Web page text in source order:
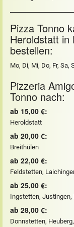
Pizza Tonno
Heroldstatt in
bestellen:
Mo, Di, Mi, Do, Fr,
Pizzeria
Tonno nach:
ab 15,00 €:
Heroldstatt
ab 20,00 €:
Breithülen
ab 22,00 €:
Feldstetten,
ab 25,00 €:
Ingstetten,
ab 28,00 €:
Donnstetten,